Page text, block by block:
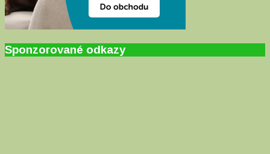
Sponzorované odkazy